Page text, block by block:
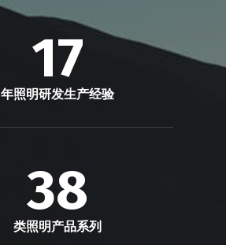
17
年照明研发生产经验
38
类照明产品系列